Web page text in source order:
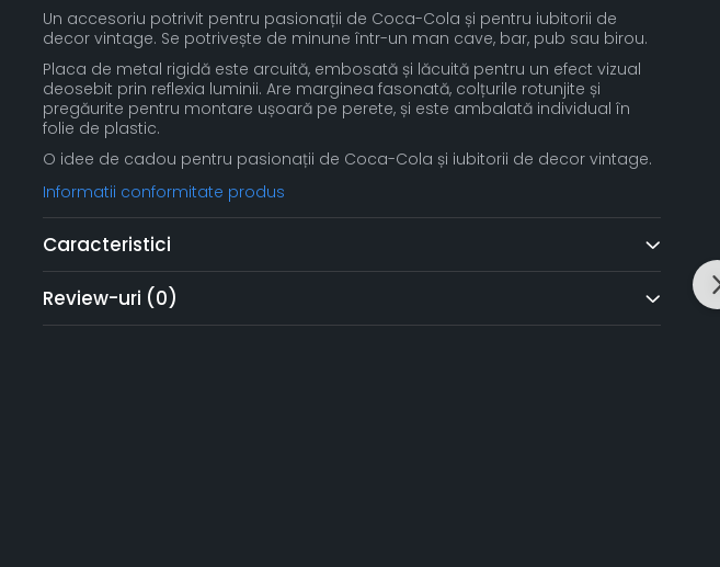
Un accesoriu potrivit pentru pasionații de Coca-Cola și pentru iubitorii de
decor vintage. Se potrivește de minune într-un man cave, bar, pub sau birou.
Placa de metal rigidă este arcuită, embosată și lăcuită pentru un efect vizual
deosebit prin reflexia luminii. Are marginea fasonată, colțurile rotunjite și
pregăurite pentru montare ușoară pe perete, și este ambalată individual în
folie de plastic.
O idee de cadou pentru pasionații de Coca-Cola și iubitorii de decor vintage.
Informatii conformitate produs
Caracteristici
Review-uri (0)